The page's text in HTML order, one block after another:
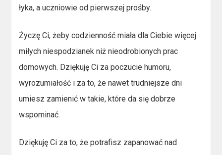
łyka, a uczniowie od pierwszej prośby.
Życzę Ci, żeby codzienność miała dla Ciebie więcej
miłych niespodzianek niż nieodrobionych prac
domowych. Dziękuję Ci za poczucie humoru,
wyrozumiałość i za to, że nawet trudniejsze dni
umiesz zamienić w takie, które da się dobrze
wspominać.
Dziękuję Ci za to, że potrafisz zapanować nad